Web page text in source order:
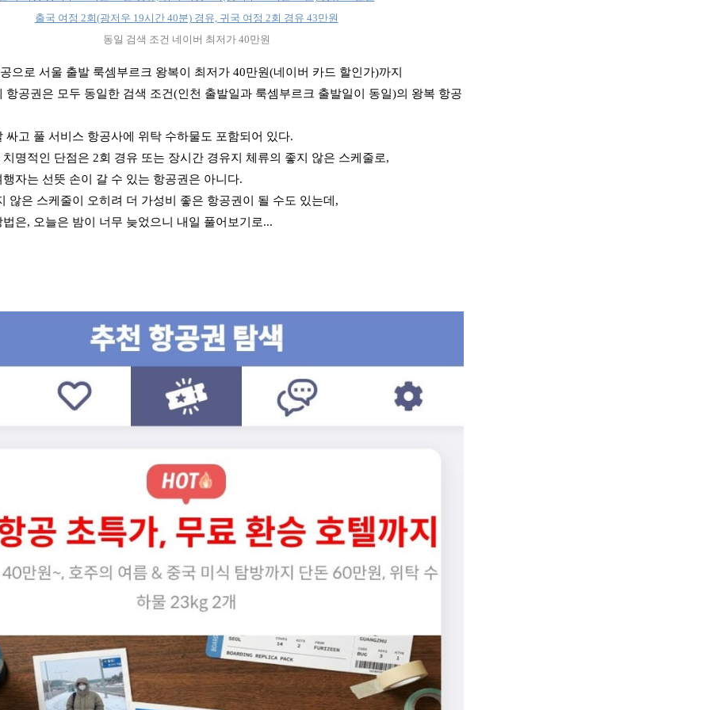
출국 여정 2회(광저우 19시간 40분) 경유, 귀국 여정 2회 경유 43만원
동일 검색 조건 네이버 최저가 40만원
으로 서울 출발 룩셈부르크 왕복이 최저가 40만원(네이버 카드 할인가)까지
항공권은 모두 동일한 검색 조건(인천 출발일과 룩셈부르크 출발일이 동일)의 왕복 항공
싸고 풀 서비스 항공사에 위탁 수하물도 포함되어 있다.
치명적인 단점은 2회 경유 또는 장시간 경유지 체류의 좋지 않은 스케줄로,
자는 선뜻 손이 갈 수 있는 항공권은 아니다.
않은 스케줄이 오히려 더 가성비 좋은 항공권이 될 수도 있는데,
법은, 오늘은 밤이 너무 늦었으니 내일 풀어보기로...